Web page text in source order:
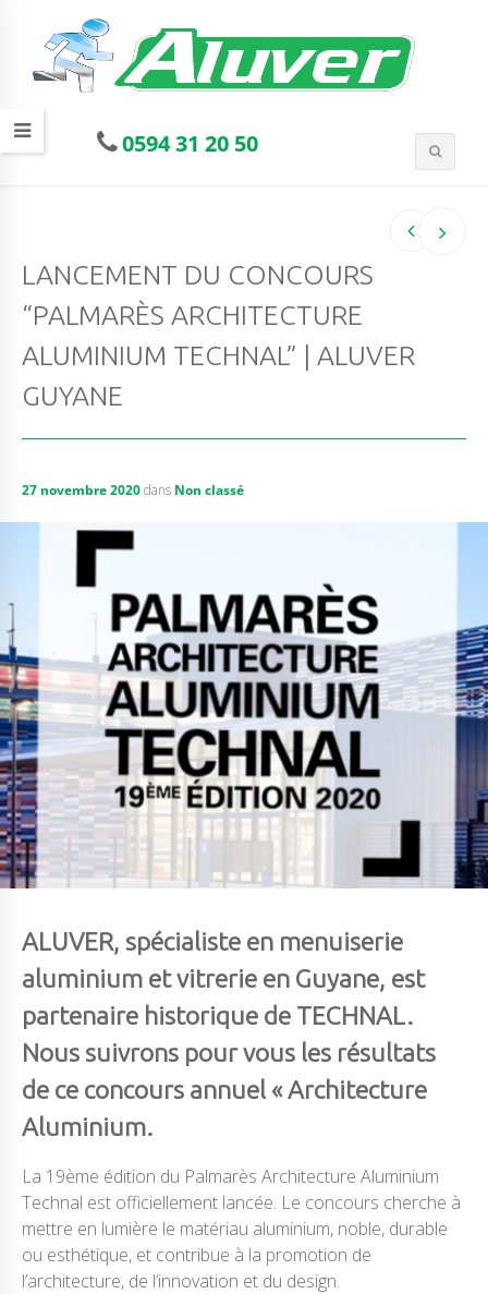
0594 31 20 50
LANCEMENT DU CONCOURS
“PALMARÈS ARCHITECTURE
ALUMINIUM TECHNAL” | ALUVER
GUYANE
27 novembre 2020dans Non classé
ALUVER, spécialiste en menuiserie
aluminium et vitrerie en Guyane, est
partenaire historique de TECHNAL.
Nous suivrons pour vous les résultats
de ce concours annuel « Architecture
Aluminium.
La 19ème édition du Palmarès Architecture Aluminium
Technal est officiellement lancée. Le concours cherche à
mettre en lumière le matériau aluminium, noble, durable
ou esthétique, et contribue à la promotion de
l’architecture, de l’innovation et du design.